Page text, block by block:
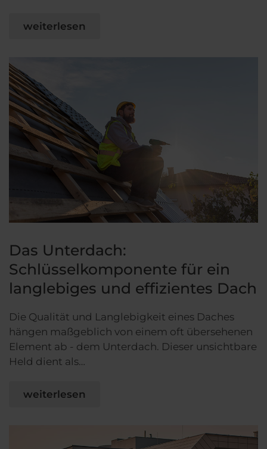
weiterlesen
Das Unterdach:
Schlüsselkomponente für ein
langlebiges und effizientes Dach
Die Qualität und Langlebigkeit eines Daches
hängen maßgeblich von einem oft übersehenen
Element ab - dem Unterdach. Dieser unsichtbare
Held dient als…
weiterlesen